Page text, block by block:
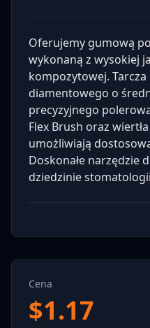
Oferujemy gumową
wykonaną z wysokiej
kompozytowej.
diamentowego o
precyzyjnego
Flex Brush oraz
umożliwiają
Doskonałe narzędzie
dziedzinie
Cena
$1.17